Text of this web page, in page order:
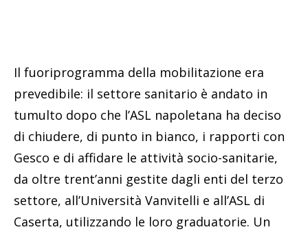
Il fuoriprogramma della mobilitazione era
prevedibile: il settore sanitario è andato in
tumulto dopo che l’ASL napoletana ha deciso
di chiudere, di punto in bianco, i rapporti con
Gesco e di affidare le attività socio-sanitarie,
da oltre trent’anni gestite dagli enti del terzo
settore, all’Università Vanvitelli e all’ASL di
Caserta, utilizzando le loro graduatorie. Un